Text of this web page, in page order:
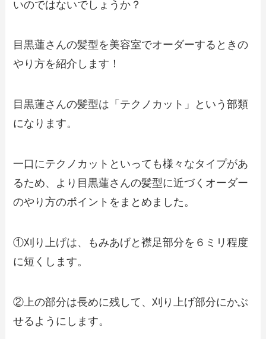
いのではないでしょうか？
目黒蓮さんの髪型を美容室でオーダーするときの
やり方を紹介します！
目黒蓮さんの髪型は「テクノカット」という部類
になります。
一口にテクノカットといっても様々なタイプがあ
るため、より目黒蓮さんの髪型に近づくオーダー
のやり方のポイントをまとめました。
①刈り上げは、もみあげと襟足部分を６ミリ程度
に短くします。
②上の部分は長めに残して、刈り上げ部分にかぶ
せるようにします。